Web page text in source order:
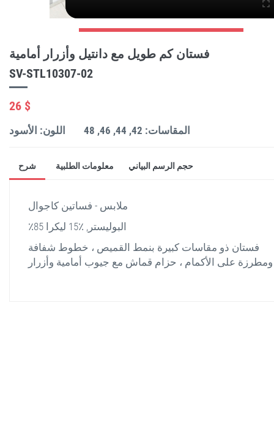
فستان كم طويل مع دانتيل وأزرار أمامية
SV-STL10307-02
26 $
اللون: الأسود المقاسات: 42, 44, 46, 48
شرح معلومات الطلبية حجم الرسم البياني
ملابس - فساتين كاجوال
٪85 البوليستر, ٪15 ليكرا
فستان ذو مقاسات كبيرة بنمط القميص ، خطوط شفافة
ومطرزة على الأكمام ، حزام قماش مع جيوب أمامية وأزرار